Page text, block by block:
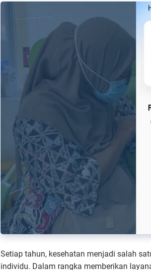
Setiap tahun, kesehatan menjadi salah
individu. Dalam rangka memberikan